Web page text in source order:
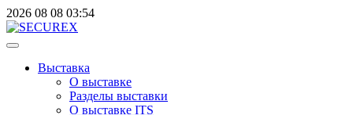
2026 08 08 03:54
Выставка
О выставке
Разделы выставки
О выставке ITS